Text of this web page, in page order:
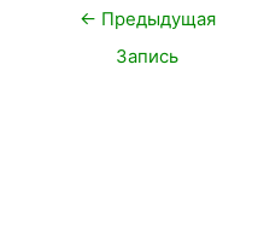
Навигация
← Предыдущая
Запись